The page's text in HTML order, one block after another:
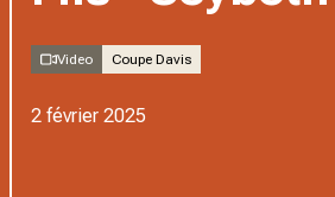
Video Coupe Davis
2 février 2025